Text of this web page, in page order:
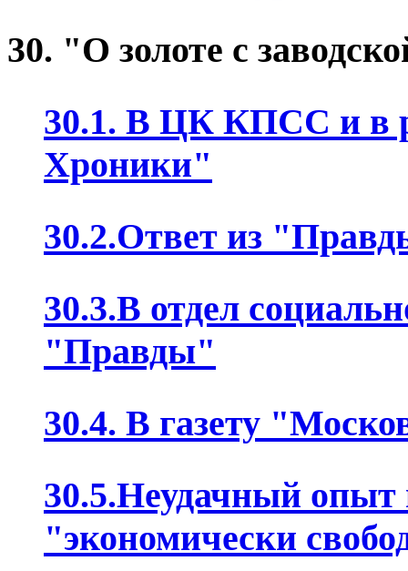
30. "О золоте с
30.1. В ЦК КПСС и в
Хроники"
30.2.Ответ из
30.3.В отдел
"Правды"
30.4. В газету
30.5.Неудачный
"экономически